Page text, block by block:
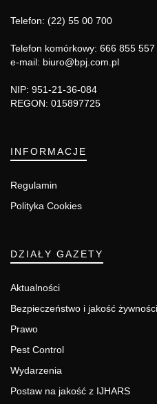
Telefon: (22) 55 00 700
Telefon komórkowy: 666 855 557
e-mail: biuro@bpj.com.pl
NIP: 951-21-36-084
REGON: 015897725
INFORMACJE
Regulamin
Polityka Cookies
DZIAŁY GAZETY
Aktualności
Bezpieczeństwo i jakość żywności
Prawo
Pest Control
Wydarzenia
Postaw na jakość z IJHARS